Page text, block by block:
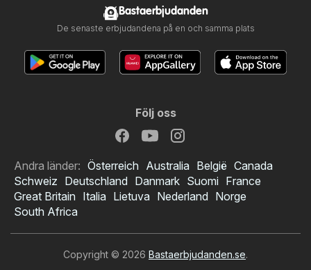
Bastaerbjudanden
De senaste erbjudandena på en och samma plats
Följ oss
Andra länder: Österreich Australia België Canada
Schweiz Deutschland Danmark Suomi France
Great Britain Italia Lietuva Nederland Norge
South Africa
Copyright © 2026 Bastaerbjudanden.se.